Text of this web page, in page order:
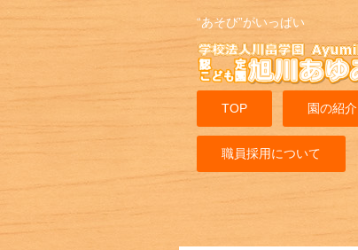
“あそび”がいっぱい
TOP 園の紹介
職員採用について